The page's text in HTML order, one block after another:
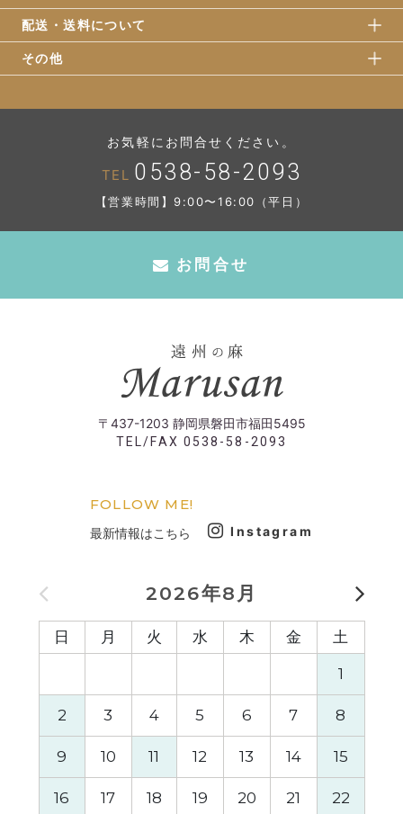
配送・送料について
その他
お気軽にお問合せください。
TEL 0538-58-2093
【営業時間】9:00〜16:00（平日）
お問合せ
2026年8月
日 月 火 水 木 金 土
1
2 3 4 5 6 7 8
9 10 11 12 13 14 15
16 17 18 19 20 21 22
〒437-1203 静岡県磐田市福田5495
TEL/FAX 0538-58-2093
FOLLOW ME!
最新情報はこちら Instagram